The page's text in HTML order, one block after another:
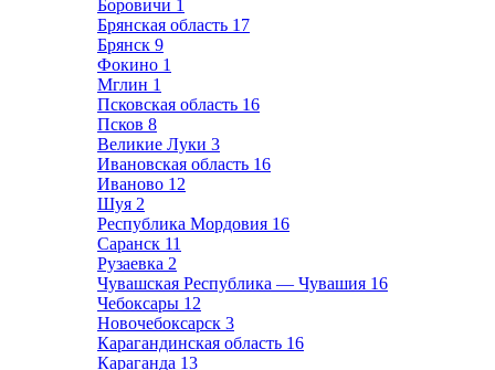
Боровичи 1
Брянская область 17
Брянск 9
Фокино 1
Мглин 1
Псковская область 16
Псков 8
Великие Луки 3
Ивановская область 16
Иваново 12
Шуя 2
Республика Мордовия 16
Саранск 11
Рузаевка 2
Чувашская Республика — Чувашия 16
Чебоксары 12
Новочебоксарск 3
Карагандинская область 16
Караганда 13